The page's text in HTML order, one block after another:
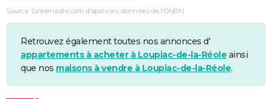
Source : Linternaute.com d'après les données de l'ONRN
Retrouvez également toutes nos annonces d'
appartements à acheter à Loupiac-de-la-Réole ainsi
que nos maisons à vendre à Loupiac-de-la-Réole.